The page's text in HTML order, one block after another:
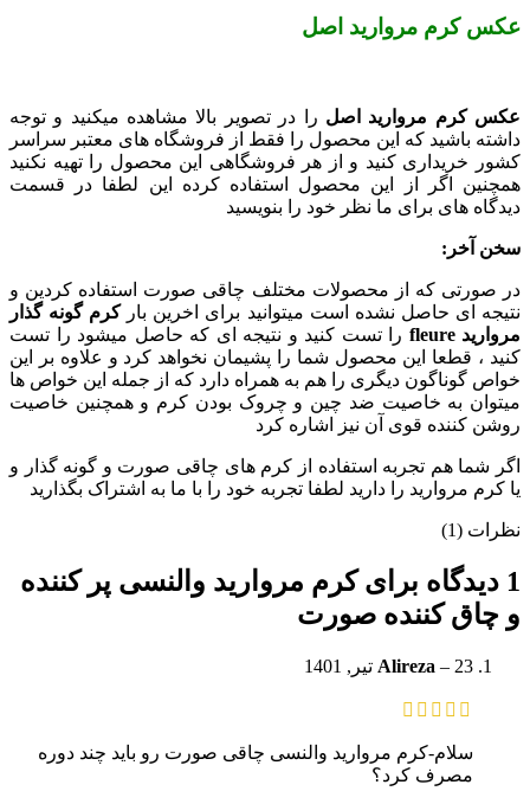
عکس کرم مروارید اصل
عکس کرم مروارید اصل را در تصویر بالا مشاهده میکنید و توجه
داشته باشید که این محصول را فقط از فروشگاه های معتبر سراسر
کشور خریداری کنید و از هر فروشگاهی این محصول را تهیه نکنید
همچنین اگر از این محصول استفاده کرده این لطفا در قسمت
دیدگاه های برای ما نظر خود را بنویسید
سخن آخر:
در صورتی که از محصولات مختلف چاقی صورت استفاده کردین و
نتیجه ای حاصل نشده است میتوانید برای اخرین بارکرم گونه گذار
مروارید fleure
را تست کنید و نتیجه ای که حاصل میشود را تست
کنید ، قطعا این محصول شما را پشیمان نخواهد کرد و علاوه بر این
خواص گوناگون دیگری را هم به همراه دارد که از جمله این خواص ها
میتوان به خاصیت ضد چین و چروک بودن کرم و همچنین خاصیت
روشن کننده قوی آن نیز اشاره کرد
اگر شما هم تجربه استفاده از کرم های چاقی صورت و گونه گذار و
یا کرم مروارید را دارید لطفا تجربه خود را با ما به اشتراک بگذارید
نظرات (1)
1 دیدگاه برای
کرم مروارید والنسی پر کننده
و چاق کننده صورت
Alireza – 23 تیر, 1401
سلام-کرم مروارید والنسی چاقی صورت رو باید چند دوره
مصرف کرد؟